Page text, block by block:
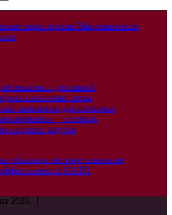
меры против Макрона после
машины с доставкой
пансионат легко
пансионат для пожилых
— помощь
игровых клубов
объяснил жесткое заявление
НАТО
2026, |